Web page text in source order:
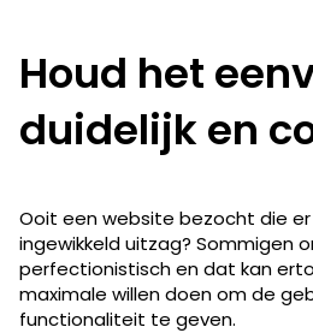
Houd het
duidelijk en
Ooit een website bezocht die
ingewikkeld uitzag? Sommigen
perfectionistisch en dat kan
maximale willen doen om de
functionaliteit te geven.